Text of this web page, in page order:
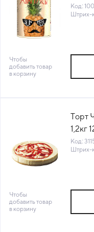
Код:
Штрих-
Чтобы
добавить товар
в корзину
Торт
1,2кг
Код:
Штрих-
Чтобы
добавить товар
в корзину